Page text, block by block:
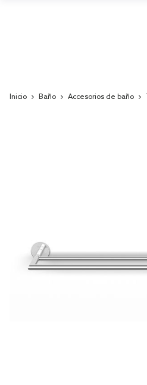
Inicio Baño Accesorios de baño
gallery